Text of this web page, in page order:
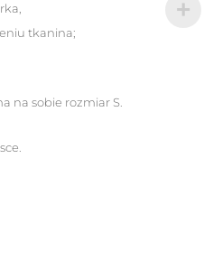
tkanina;
na sobie rozmiar S.